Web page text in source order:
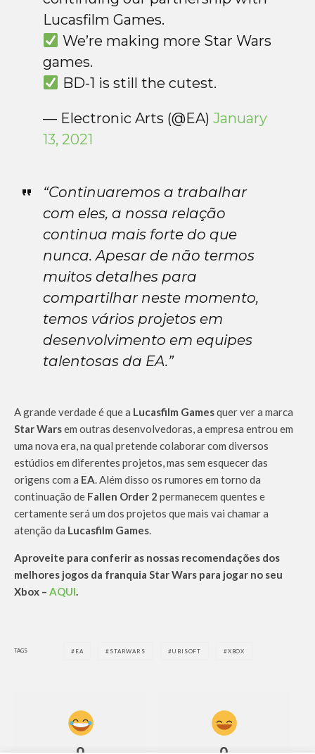
Lucasfilm Games.
We’re making more Star Wars
games.
BD-1 is still the cutest.
— Electronic Arts (@EA) January
13, 2021
“Continuaremos a trabalhar
com eles, a nossa relação
continua mais forte do que
nunca. Apesar de não termos
muitos detalhes para
compartilhar neste momento,
temos vários projetos em
desenvolvimento em equipes
talentosas da EA.”
A grande verdade é que a Lucasfilm Gamesquer ver a marca
Star Warsem outras desenvolvedoras, a empresa entrou em
uma nova era, na qual pretende colaborar com diversos
estúdios em diferentes projetos, mas sem esquecer das
origens com a EA. Além disso os rumores em torno da
continuação de Fallen Order 2 permanecem quentes e
certamente será um dos projetos que mais vai chamar a
atenção da Lucasfilm Games.
Aproveite para conferir as nossas recomendações dos
melhores jogos da franquia Star Wars para jogar no seu
Xbox – AQUI.
TAGS EA STARWARS UBISOFT XBOX